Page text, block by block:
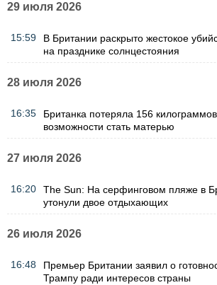
29 июля 2026
15:59
В Британии раскрыто жестокое
на празднике солнцестояния
28 июля 2026
16:35
Британка потеряла 156
возможности стать матерью
27 июля 2026
16:20
The Sun: На серфинговом пляже в
утонули двое отдыхающих
26 июля 2026
16:48
Премьер Британии заявил о
Трампу ради интересов страны